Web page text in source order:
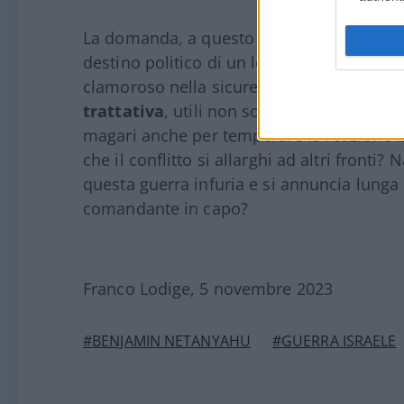
La domanda, a questo punto, è
destino politico di un leader logorato e,
clamoroso nella sicurezza?
trattativa, utili non solo per tutelare la
magari anche per temperare la
che il conflitto si allarghi ad altri fronti?
questa guerra infuria e si annuncia
comandante in capo?
Franco Lodige, 5 novembre 2023
#BENJAMIN NETANYAHU #GUERRA ISRAELE